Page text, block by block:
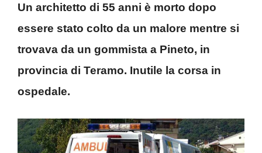
Un architetto di 55 anni è morto dopo
essere stato colto da un malore mentre si
trovava da un gommista a Pineto, in
provincia di Teramo. Inutile la corsa in
ospedale.